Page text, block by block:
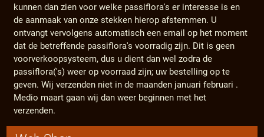
kunnen dan zien voor welke passiflora's er interesse is en
de aanmaak van onze stekken hierop afstemmen. U
ontvangt vervolgens automatisch een email op het moment
dat de betreffende passiflora's voorradig zijn. Dit is geen
voorverkoopsysteem, dus u dient dan wel zodra de
passiflora('s) weer op voorraad zijn; uw bestelling op te
geven. Wij verzenden niet in de maanden januari februari .
Medio maart gaan wij dan weer beginnen met het
verzenden.